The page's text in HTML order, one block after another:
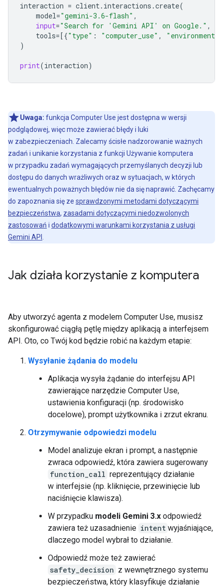
interaction = client. interactions .create(
model="gemini-3.6-flash" ,
input="Search for 'Gemini API' on Google." ,
tools=[{"type" : "computer_use" , "environment"
)
print(interaction)
Uwaga: funkcja Computer Use jest dostępna w wersji
podglądowej, więc może zawierać błędy i luki
w zabezpieczeniach. Zalecamy ścisłe nadzorowanie ważnych
zadań i unikanie korzystania z funkcji Używanie komputera
w przypadku zadań wymagających przemyślanych decyzji lub
dostępu do danych wrażliwych oraz w sytuacjach, w których
ewentualnych poważnych błędów nie da się naprawić. Zachęcamy
do zapoznania się ze sprawdzonymi metodami dotyczącymi
bezpieczeństwa, zasadami dotyczącymi niedozwolonych
zastosowań i dodatkowymi warunkami korzystania z usługi
Gemini API
Jak działa korzystanie z komputera
Aby utworzyć agenta z modelem Computer Use, musisz
skonfigurować ciągłą pętlę między aplikacją a interfejsem
API. Oto, co Twój kod będzie robić na każdym etapie:
Wysyłanie żądania do modelu
Aplikacja wysyła żądanie do interfejsu API
zawierające narzędzie Computer Use,
ustawienia konfiguracji (np. środowisko
docelowe), prompt użytkownika i zrzut ekranu.
Otrzymywanie odpowiedzi modelu
Model analizuje ekran i prompt, a następnie
zwraca odpowiedź, która zawiera sugerowany
function_call reprezentujący działanie
w interfejsie (np. kliknięcie, przewinięcie lub
naciśnięcie klawisza).
W przypadku modeli Gemini 3.x odpowiedź
zawiera też uzasadnienie intent wyjaśniające,
dlaczego model wybrał to działanie.
Odpowiedź może też zawierać
safety_decision z wewnętrznego systemu
bezpieczeństwa, który klasyfikuje działanie